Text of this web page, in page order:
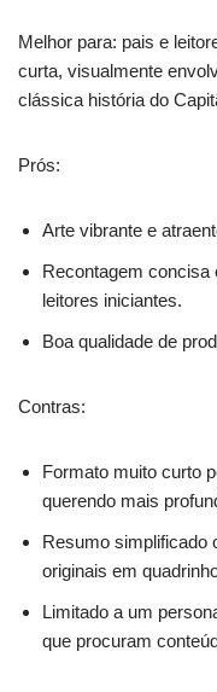
Melhor para: pais e
curta, visualmente
clássica história do
Prós:
Arte vibrante e
Recontagem concisa
leitores iniciantes.
Boa qualidade de
Contras:
Formato muito curto
querendo mais
Resumo simplificado
originais em
Limitado a um
que procuram